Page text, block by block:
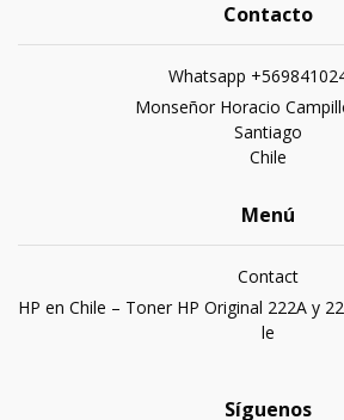
Contacto
Whatsapp
Monseñor Horacio
Santiago
Chile
Menú
Contact
HP en Chile – Toner HP Original 222A y
le
Síguenos